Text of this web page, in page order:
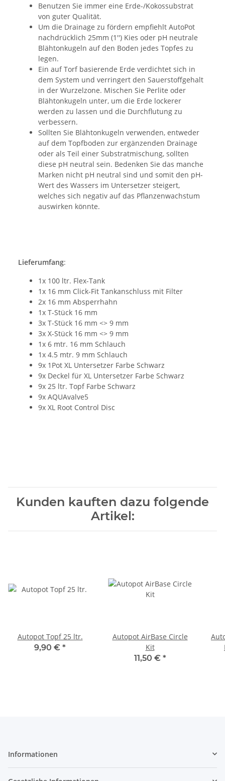
Benutzen Sie immer eine Erde-/Kokossubstrat
von guter Qualität.
Um die Drainage zu fördern empfiehlt AutoPot
nachdrücklich 25mm (1'') Kies oder pH neutrale
Blähtonkugeln auf den Boden jedes Topfes zu
legen.
Ein auf Torf basierende Erde verdichtet sich in
dem System und verringert den Sauerstoffgehalt
in der Wurzelzone. Mischen Sie Perlite oder
Blähtonkugeln unter, um die Erde lockerer
werden zu lassen und die Durchflutung zu
verbessern.
Sollten Sie Blähtonkugeln verwenden, entweder
auf dem Topfboden zur ergänzenden Drainage
oder als Teil einer Substratmischung, sollten
diese pH neutral sein. Bedenken Sie das manche
Marken nicht pH neutral sind und somit den pH-
Wert des Wassers im Untersetzer steigert,
welches sich negativ auf das Pflanzenwachstum
auswirken könnte.
Lieferumfang:
1x 100 ltr. Flex-Tank
1x 16 mm Click-Fit Tankanschluss mit Filter
2x 16 mm Absperrhahn
1x T-Stück 16 mm
3x T-Stück 16 mm <> 9 mm
3x X-Stück 16 mm <> 9 mm
1x 6 mtr. 16 mm Schlauch
1x 4.5 mtr. 9 mm Schlauch
9x 1Pot XL Untersetzer Farbe Schwarz
9x Deckel für XL Untersetzer Farbe Schwarz
9x 25 ltr. Topf Farbe Schwarz
9x AQUAvalve5
9x XL Root Control Disc
Kunden kauften dazu folgende
Artikel:
Autopot Topf 25 ltr.
9,90 € *
Autopot AirBase Circle
Kit
11,50 € *
Informationen